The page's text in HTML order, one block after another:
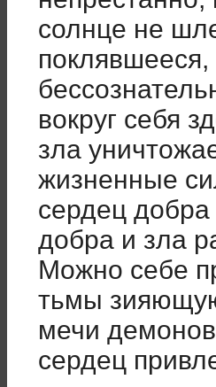
солнце не
поклявшееся,
вокруг себя
зла
жизненные
сердец
добра и зла
Можно себе
тьмы
мечи
сердец